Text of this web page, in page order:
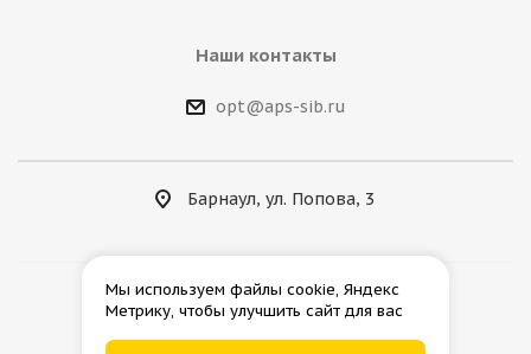
Наши контакты
opt@aps-sib.ru
Барнаул, ул. Попова, 3
2026 © АгроПромСнаб
Мы используем файлы cookie, Яндекс
Метрику, чтобы улучшить сайт для вас